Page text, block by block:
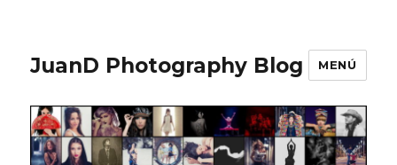
JuanD Photography Blog MENÚ